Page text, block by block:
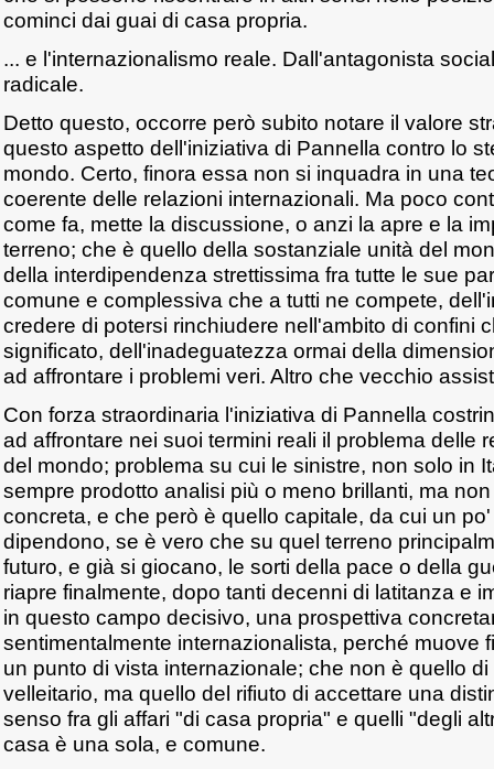
cominci dai guai di casa propria.
... e l'internazionalismo reale. Dall'antagonista
radicale.
Detto questo, occorre però subito notare il valore
questo aspetto dell'iniziativa di Pannella contro lo
mondo. Certo, finora essa non si inquadra in una
coerente delle relazioni internazionali. Ma poco
come fa, mette la discussione, o anzi la apre e la
terreno; che è quello della sostanziale unità del
della interdipendenza strettissima fra tutte le sue
comune e complessiva che a tutti ne compete,
credere di potersi rinchiudere nell'ambito di confini
significato, dell'inadeguatezza ormai della
ad affrontare i problemi veri. Altro che vecchio
Con forza straordinaria l'iniziativa di Pannella
ad affrontare nei suoi termini reali il problema delle
del mondo; problema su cui le sinistre, non solo in
sempre prodotto analisi più o meno brillanti, ma
concreta, e che però è quello capitale, da cui un
dipendono, se è vero che su quel terreno
futuro, e già si giocano, le sorti della pace o della
riapre finalmente, dopo tanti decenni di latitanza e
in questo campo decisivo, una prospettiva
sentimentalmente internazionalista, perché muove
un punto di vista internazionale; che non è quello
velleitario, ma quello del rifiuto di accettare una
senso fra gli affari "di casa propria" e quelli "degli
casa è una sola, e comune.